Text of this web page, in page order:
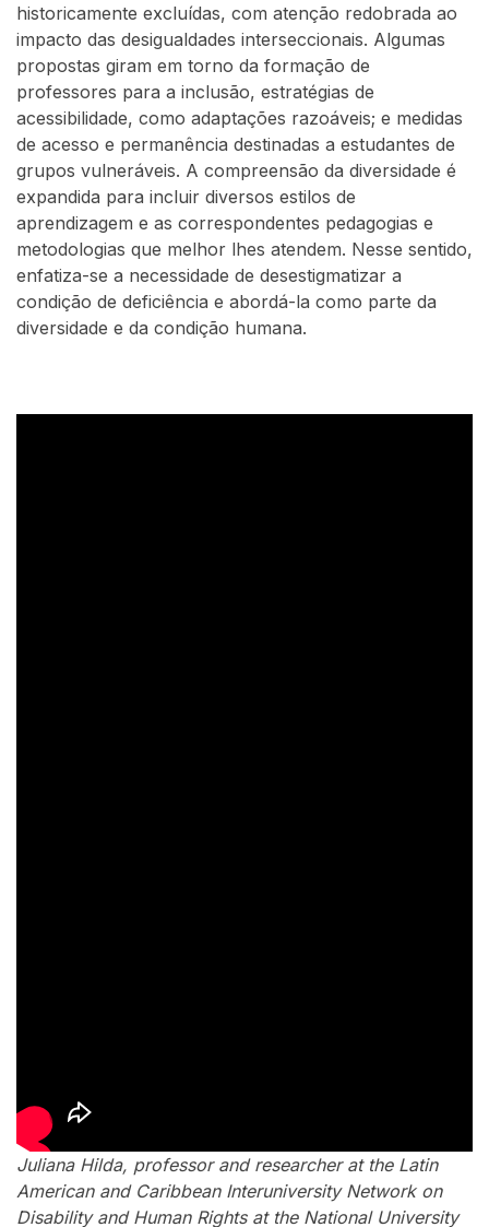
historicamente excluídas, com atenção redobrada ao
impacto das desigualdades interseccionais. Algumas
propostas giram em torno da formação de
professores para a inclusão, estratégias de
acessibilidade, como adaptações razoáveis; e medidas
de acesso e permanência destinadas a estudantes de
grupos vulneráveis. A compreensão da diversidade é
expandida para incluir diversos estilos de
aprendizagem e as correspondentes pedagogias e
metodologias que melhor lhes atendem. Nesse sentido,
enfatiza-se a necessidade de desestigmatizar a
condição de deficiência e abordá-la como parte da
diversidade e da condição humana.
Juliana Hilda, professor and researcher at the Latin
American and Caribbean Interuniversity Network on
Disability and Human Rights at the National University